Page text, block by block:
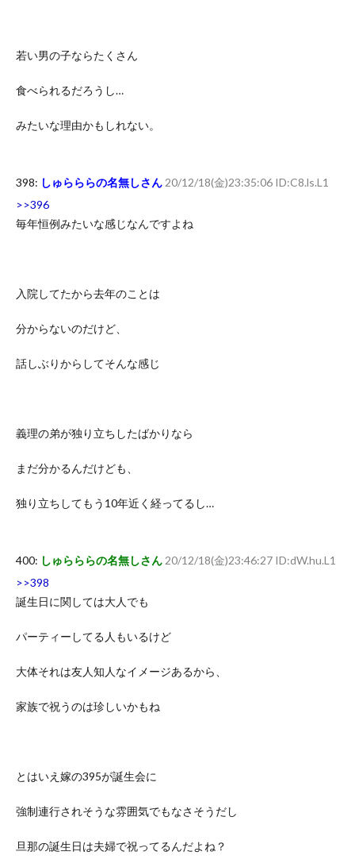
若い男の子ならたくさん
食べられるだろうし…
みたいな理由かもしれない。
398: しゅらららの名無しさん 20/12/18(金)23:35:06 ID:C8.ls.L1
>>396
毎年恒例みたいな感じなんですよね
入院してたから去年のことは
分からないのだけど、
話しぶりからしてそんな感じ
義理の弟が独り立ちしたばかりなら
まだ分かるんだけども、
独り立ちしてもう10年近く経ってるし…
400: しゅらららの名無しさん 20/12/18(金)23:46:27 ID:dW.hu.L1
>>398
誕生日に関しては大人でも
パーティーしてる人もいるけど
大体それは友人知人なイメージあるから、
家族で祝うのは珍しいかもね
とはいえ嫁の395が誕生会に
強制連行されそうな雰囲気でもなさそうだし
旦那の誕生日は夫婦で祝ってるんだよね？